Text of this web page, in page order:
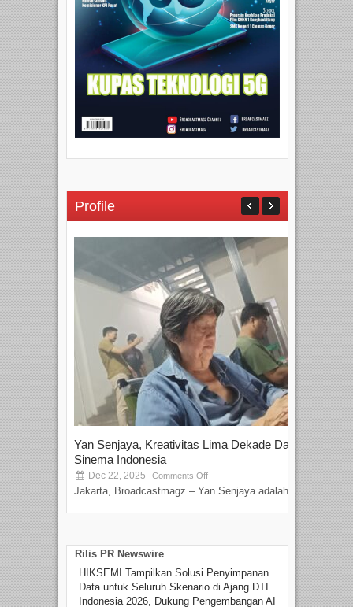
Profile
Yan Senjaya, Kreativitas Lima Dekade Dalam
Sinema Indonesia
Dec 22, 2025 Comments Off
Jakarta, Broadcastmagz – Yan Senjaya adalah...
Rilis PR Newswire
HIKSEMI Tampilkan Solusi Penyimpanan
Data untuk Seluruh Skenario di Ajang DTI
Indonesia 2026, Dukung Pengembangan AI